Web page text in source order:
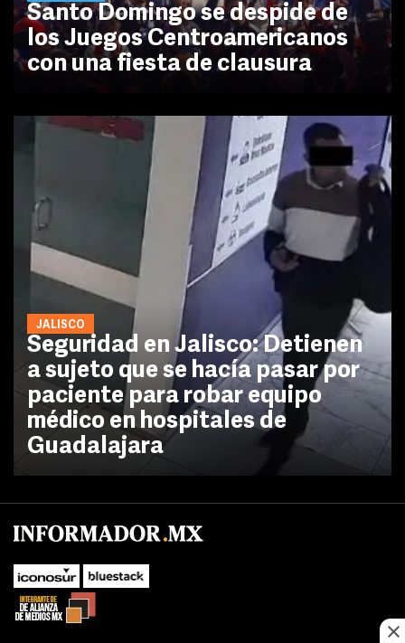
Santo Domingo se despide de
los Juegos Centroamericanos
con una fiesta de clausura
JALISCO
Seguridad en Jalisco: Detienen
a sujeto que se hacía pasar por
paciente para robar equipo
médico en hospitales de
Guadalajara